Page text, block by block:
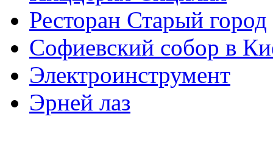
Ресторан Старый город
Софиевский собор в
Электроинструмент
Эрней лаз